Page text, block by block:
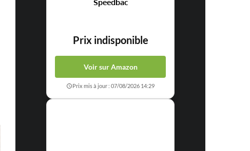
Speedbac
Prix indisponible
Voir sur Amazon
Prix mis à jour : 07/08/2026 14:29